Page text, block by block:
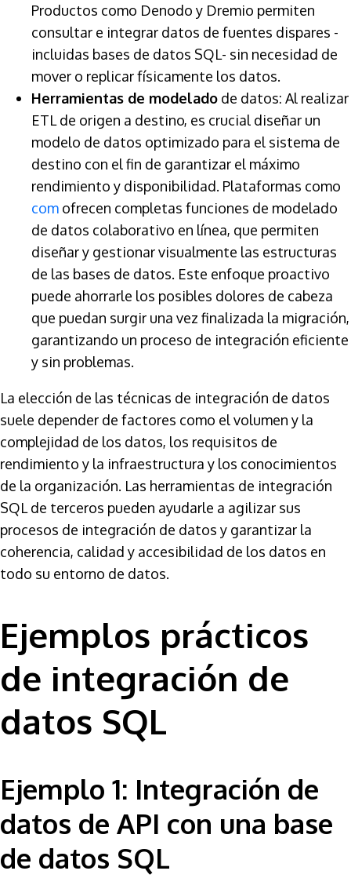
Productos como Denodo y Dremio permiten
consultar e integrar datos de fuentes dispares -
incluidas bases de datos SQL- sin necesidad de
mover o replicar físicamente los datos.
Herramientas de modelado de datos: Al realizar
ETL de origen a destino, es crucial diseñar un
modelo de datos optimizado para el sistema de
destino con el fin de garantizar el máximo
rendimiento y disponibilidad. Plataformas como
com ofrecen completas funciones de modelado
de datos colaborativo en línea, que permiten
diseñar y gestionar visualmente las estructuras
de las bases de datos. Este enfoque proactivo
puede ahorrarle los posibles dolores de cabeza
que puedan surgir una vez finalizada la migración,
garantizando un proceso de integración eficiente
y sin problemas.
La elección de las técnicas de integración de datos
suele depender de factores como el volumen y la
complejidad de los datos, los requisitos de
rendimiento y la infraestructura y los conocimientos
de la organización. Las herramientas de integración
SQL de terceros pueden ayudarle a agilizar sus
procesos de integración de datos y garantizar la
coherencia, calidad y accesibilidad de los datos en
todo su entorno de datos.
Ejemplos prácticos
de integración de
datos SQL
Ejemplo 1: Integración de
datos de API con una base
de datos SQL